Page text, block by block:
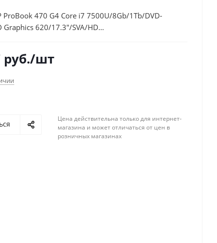
ProBook 470 G4 Core i7 7500U/8Gb/1Tb/DVD-
Graphics 620/17.3"/SVA/HD
руб./шт
Цена действительна только для интернет-
магазина и может отличаться от цен в
розничных магазинах